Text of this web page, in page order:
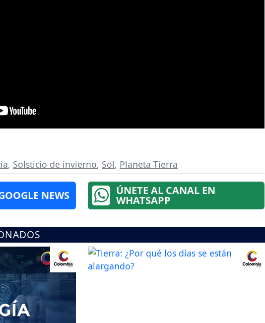
, Solsticio de invierno, Sol, Planeta Tierra
NEWS ÚNETE AL CANAL EN
WHATSAPP